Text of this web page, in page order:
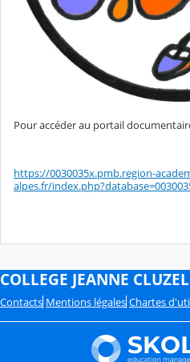
Pour accéder au portail
https://0030035x.pmb.region-
alpes.fr/
COLLEGE JEANNE
Contacts Mentions légales Chartes